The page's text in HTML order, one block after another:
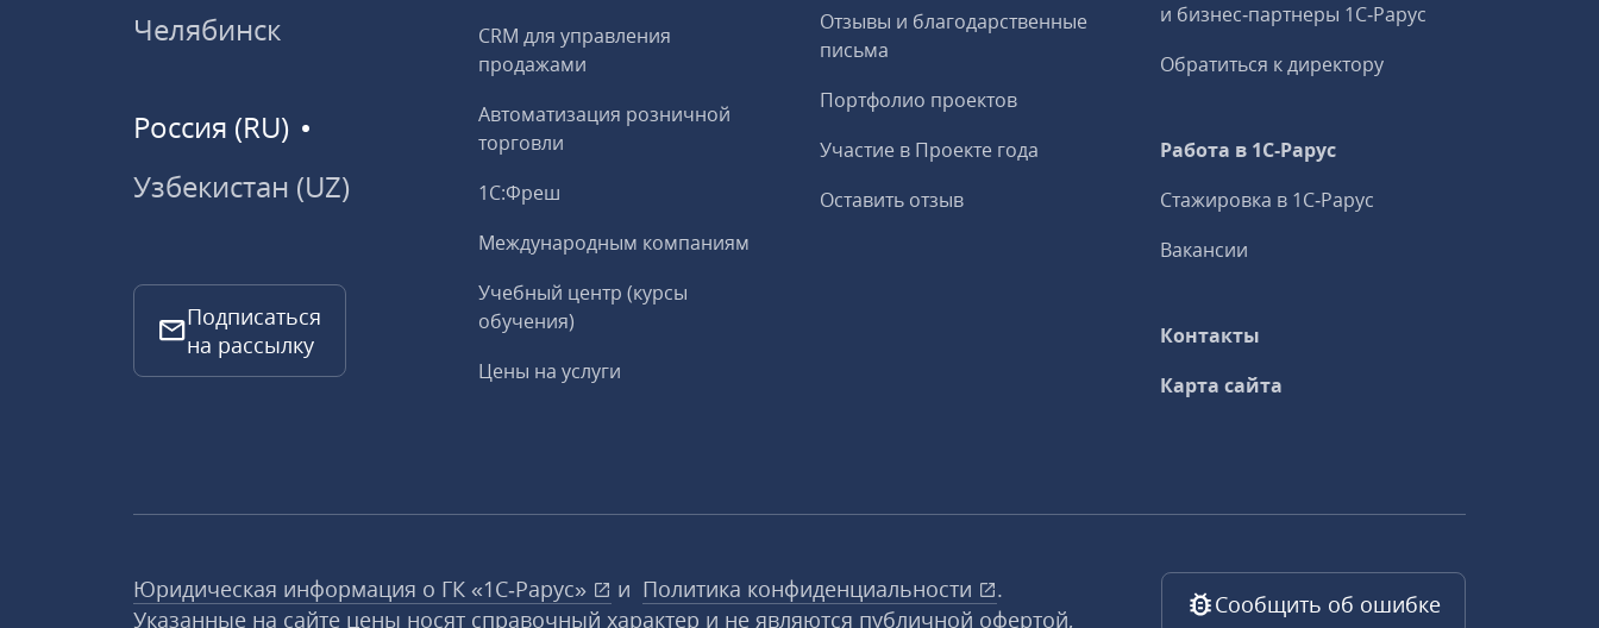
Челябинск
Россия (RU)
Узбекистан (UZ)
Подписаться
на рассылку
CRM для управления
продажами
Автоматизация розничной
торговли
1С:Фреш
Международным компаниям
Учебный центр (курсы
обучения)
Цены на услуги
Отзывы и благодарственные
письма
Портфолио проектов
Участие в Проекте года
Оставить отзыв
и бизнес‑партнеры 1С‑Рарус
Обратиться к директору
Работа в 1С‑Рарус
Стажировка в 1С‑Рарус
Вакансии
Контакты
Карта сайта
Юридическая информация о ГК «1С‑Рарус» и Политика конфиденциальности
.
Указанные на сайте цены носят справочный характер и не являются публичной офертой,
Сообщить об ошибке